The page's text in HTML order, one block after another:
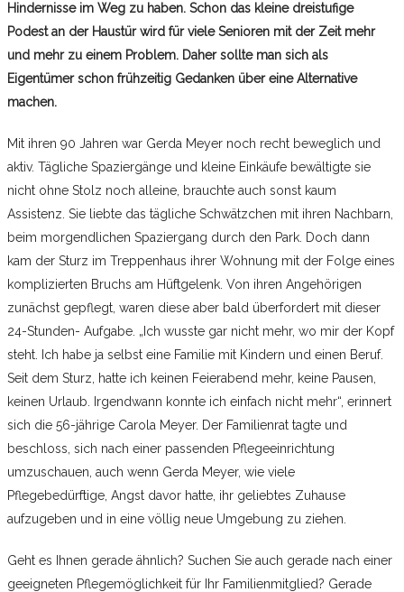
Hindernisse im Weg zu haben. Schon das kleine dreistufige
Podest an der Haustür wird für viele Senioren mit der Zeit mehr
und mehr zu einem Problem. Daher sollte man sich als
Eigentümer schon frühzeitig Gedanken über eine Alternative
machen.
Mit ihren 90 Jahren war Gerda Meyer noch recht beweglich und
aktiv. Tägliche Spaziergänge und kleine Einkäufe bewältigte sie
nicht ohne Stolz noch alleine, brauchte auch sonst kaum
Assistenz. Sie liebte das tägliche Schwätzchen mit ihren Nachbarn,
beim morgendlichen Spaziergang durch den Park. Doch dann
kam der Sturz im Treppenhaus ihrer Wohnung mit der Folge eines
komplizierten Bruchs am Hüftgelenk. Von ihren Angehörigen
zunächst gepflegt, waren diese aber bald überfordert mit dieser
24-Stunden- Aufgabe. „Ich wusste gar nicht mehr, wo mir der Kopf
steht. Ich habe ja selbst eine Familie mit Kindern und einen Beruf.
Seit dem Sturz, hatte ich keinen Feierabend mehr, keine Pausen,
keinen Urlaub. Irgendwann konnte ich einfach nicht mehr“, erinnert
sich die 56-jährige Carola Meyer. Der Familienrat tagte und
beschloss, sich nach einer passenden Pflegeeinrichtung
umzuschauen, auch wenn Gerda Meyer, wie viele
Pflegebedürftige, Angst davor hatte, ihr geliebtes Zuhause
aufzugeben und in eine völlig neue Umgebung zu ziehen.
Geht es Ihnen gerade ähnlich? Suchen Sie auch gerade nach einer
geeigneten Pflegemöglichkeit für Ihr Familienmitglied? Gerade